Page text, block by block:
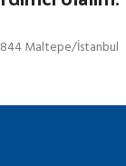
Maltepe/İstanbul